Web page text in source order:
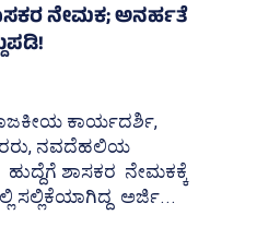
ನೇಮಕ; ಅನರ್ಹತೆ
ಕಾರ್ಯದರ್ಶಿ,
ನವದೆಹಲಿಯ
ಶಾಸಕರ ನೇಮಕಕ್ಕೆ
ಸಲ್ಲಿಕೆಯಾಗಿದ್ದ ಅರ್ಜಿ...